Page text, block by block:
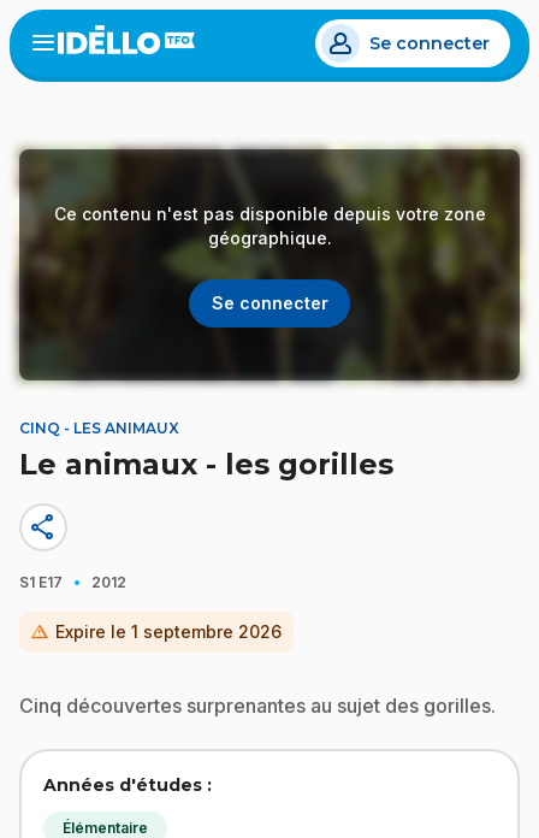
Aller
au
contenu
Open
menu
Se connecter
Ce contenu n'est pas disponible depuis votre zone
géographique.
Se connecter
CINQ - LES ANIMAUX
Le animaux - les gorilles
share
S1 E17 · 2012
warning Expire le 1 septembre 2026
Cinq découvertes surprenantes au sujet des gorilles.
Années d'études :
Élémentaire